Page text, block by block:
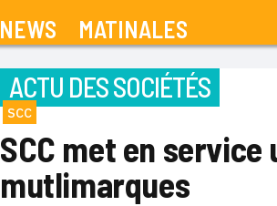
NEWS MATINALES
ACTU DES SOCIÉTÉS
SCC
SCC met en
mutlimarques